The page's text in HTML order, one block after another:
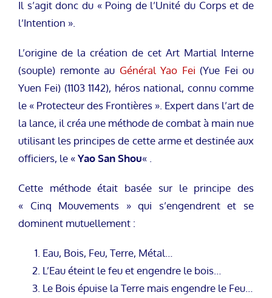
Il s’agit donc du « Poing de l’Unité du Corps et de
l’Intention ».
L’origine de la création de cet Art Martial Interne
(souple) remonte au Général Yao Fei (Yue Fei ou
Yuen Fei) (1103 1142), héros national, connu comme
le « Protecteur des Frontières ». Expert dans l’art de
la lance, il créa une méthode de combat à main nue
utilisant les principes de cette arme et destinée aux
officiers, le «Yao San Shou« .
Cette méthode était basée sur le principe des
« Cinq Mouvements » qui s’engendrent et se
dominent mutuellement :
Eau, Bois, Feu, Terre, Métal…
L’Eau éteint le feu et engendre le bois…
Le Bois épuise la Terre mais engendre le Feu…